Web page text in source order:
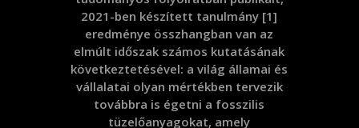
2021-ben készített tanulmány [1]
eredménye összhangban van az
elmúlt időszak számos kutatásának
következtetésével: a világ államai és
vállalatai olyan mértékben tervezik
továbbra is égetni a fosszilis
tüzelőanyagokat, amely